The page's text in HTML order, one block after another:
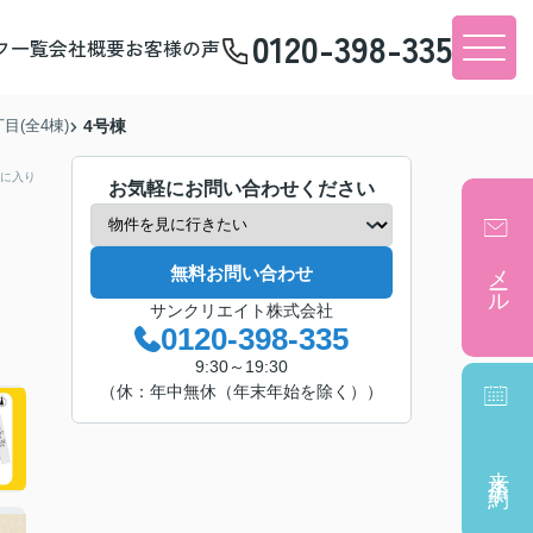
一覧会社概要お客様の声 0120-398-335
目(全4棟) 4号棟
入り
お気軽にお問い合わせください
無料お問い合わせ
サンクリエイト株式会社
0120-398-335
9:30～19:30
（休：年中無休（年末年始を除く））
メール